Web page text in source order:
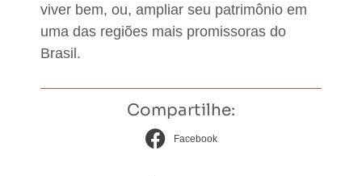
viver bem, ou, ampliar seu patrimônio em
uma das regiões mais promissoras do
Brasil.
Compartilhe:
Facebook